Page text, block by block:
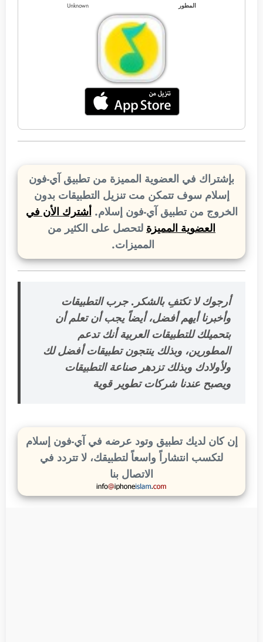
المطور Unknown
بإشتراك في العضوية المميزة من تطبيق آي-فون
إسلام سوف تتمكن مت تنزيل التطبيقات بدون
الخروج من تطبيق آي-فون إسلام.أشترك الأن في
العضوية المميزة لتحصل على الكثير من
المميزات.
أرجوك لا تكتفِ بالشكر. جرب التطبيقات
وأخبرنا أيهم أفضل، أيضاً يجب أن تعلم أن
بتحميلك للتطبيقات العربية أنك تدعم
المطورين، وبذلك ينتجون تطبيقات أفضل لك
ولأولادك وبذلك تزدهر صناعة التطبيقات
ويصبح عندنا شركات تطوير قوية
إن كان لديك تطبيق وتود عرضه في آي-فون إسلام
لتكسب انتشاراً واسعاً لتطبيقك، لا تتردد في
الاتصال بنا